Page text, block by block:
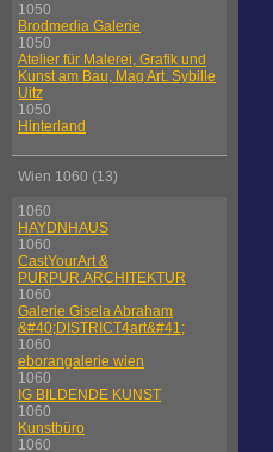
1050
Brodmedia Galerie
1050
Atelier für Malerei, Grafik und
Kunst am Bau, Mag Art. Sybille
Uitz
1050
Hinterland
Wien 1060 (13)
1060
HAYDNHAUS
1060
CastYourArt &
PURPUR.ARCHITEKTUR
1060
Galerie Gisela Abraham
&#40;DISTRICT4art&#41;
1060
eborangalerie wien
1060
IG BILDENDE KUNST
1060
Kunstbüro
1060